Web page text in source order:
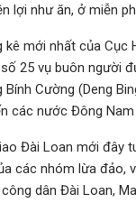
lợi như ăn, ở miễn
kê mới nhất của Cục
25 vụ buôn người
Cường (Deng
các nước Đông Nam
Đài Loan mới đây
các nhóm lừa đảo,
dân Đài Loan,